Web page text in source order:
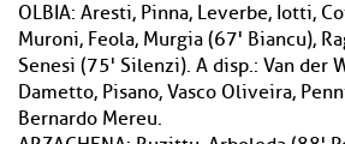
OLBIA: Aresti, Pinna, Leverbe, Iotti,
Muroni, Feola, Murgia (67' Biancu),
Senesi (75' Silenzi). A disp.: Van der
Dametto, Pisano, Vasco Oliveira,
Bernardo Mereu.